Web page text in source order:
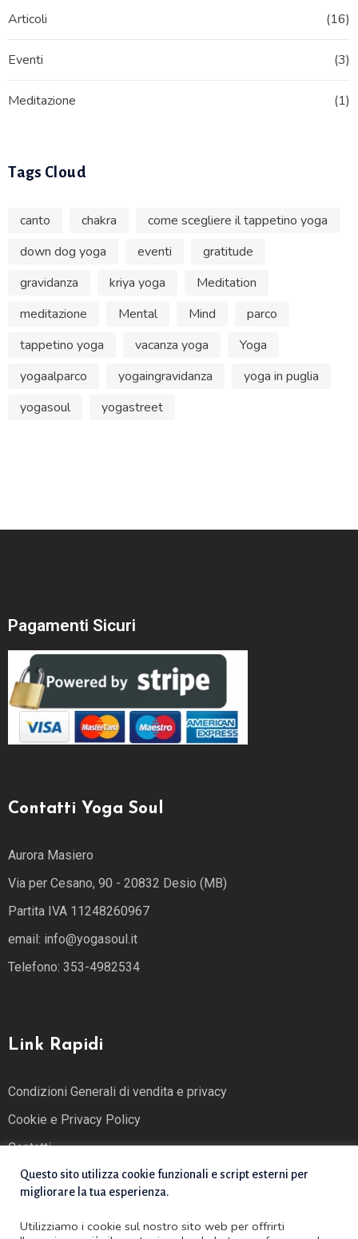
Articoli (16)
Eventi (3)
Meditazione (1)
Tags Cloud
canto chakra
come scegliere il tappetino yoga
down dog yoga
eventi
gratitude
gravidanza
kriya yoga
Meditation
meditazione
Mental Mind
parco
tappetino yoga
vacanza yoga
Yoga
yogaalparco
yogaingravidanza
yoga in puglia
yogasoul
yogastreet
Pagamenti Sicuri
Contatti Yoga Soul
Aurora Masiero
Via per Cesano, 90 - 20832 Desio (MB)
Partita IVA 11248260967
email: info@yogasoul.it
Telefono: 353-4982534
Link Rapidi
Condizioni Generali di vendita e privacy
Cookie e Privacy Policy
Contatti
Questo sito utilizza cookie funzionali e script esterni per
migliorare la tua esperienza.
Utilizziamo i cookie sul nostro sito web per offrirti